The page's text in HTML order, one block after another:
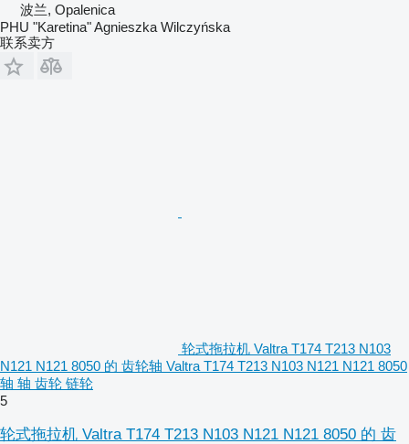
波兰, Opalenica
PHU "Karetina" Agnieszka Wilczyńska
联系卖方
轮式拖拉机 Valtra T174 T213 N103
N121 N121 8050 的 齿轮轴 Valtra T174 T213 N103 N121 N121 8050
轴 轴 齿轮 链轮
5
轮式拖拉机 Valtra T174 T213 N103 N121 N121 8050 的 齿